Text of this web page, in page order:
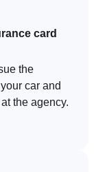
card
the
car and
the agency.